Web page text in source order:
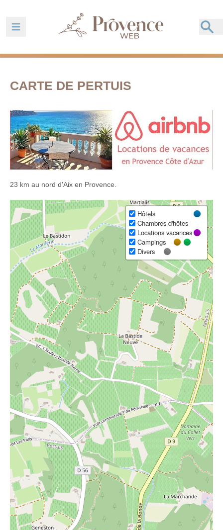
Ouvrir la barre de navigation
CARTE DE PERTUIS
23 km au nord d'Aix en Provence.
Hôtels
Chambres d'hôtes
Locations vacances
Campings
Divers